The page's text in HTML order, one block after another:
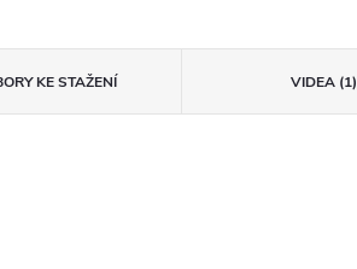
KE STAŽENÍ VIDEA (1)